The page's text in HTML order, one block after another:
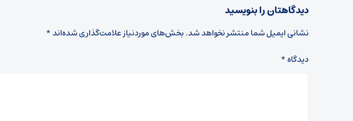
دیدگاهتان را بنویسید
نشانی ایمیل شما منتشر نخواهد شد.بخش‌های موردنیاز علامت‌گذاری شده‌اند*
دیدگاه*